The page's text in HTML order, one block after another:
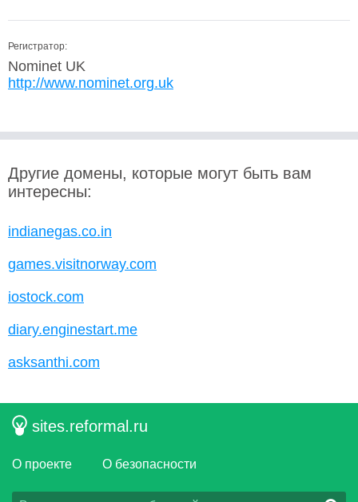
Регистратор:
Nominet UK
http://www.nominet.org.uk
Другие домены, которые могут быть вам
интересны:
indianegas.co.in
games.visitnorway.com
iostock.com
diary.enginestart.me
asksanthi.com
sites.reformal.ru
О проекте О безопасности